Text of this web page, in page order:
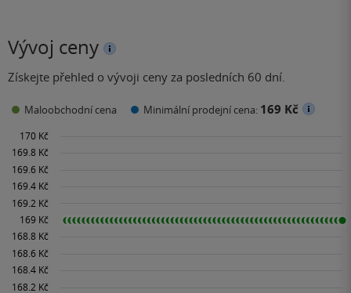
Vývoj ceny
Získejte přehled o vývoji ceny za posledních 60 dní.
Maloobchodní cena Minimální prodejní cena: 169 Kč